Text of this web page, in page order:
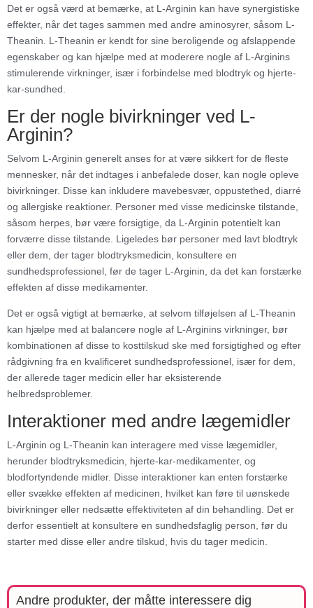
Det er også værd at bemærke, at L-Arginin kan have synergistiske
effekter, når det tages sammen med andre aminosyrer, såsom L-
Theanin. L-Theanin er kendt for sine beroligende og afslappende
egenskaber og kan hjælpe med at moderere nogle af L-Arginins
stimulerende virkninger, især i forbindelse med blodtryk og hjerte-
kar-sundhed.
Er der nogle bivirkninger ved L-
Arginin?
Selvom L-Arginin generelt anses for at være sikkert for de fleste
mennesker, når det indtages i anbefalede doser, kan nogle opleve
bivirkninger. Disse kan inkludere mavebesvær, oppustethed, diarré
og allergiske reaktioner. Personer med visse medicinske tilstande,
såsom herpes, bør være forsigtige, da L-Arginin potentielt kan
forværre disse tilstande. Ligeledes bør personer med lavt blodtryk
eller dem, der tager blodtryksmedicin, konsultere en
sundhedsprofessionel, før de tager L-Arginin, da det kan forstærke
effekten af disse medikamenter.
Det er også vigtigt at bemærke, at selvom tilføjelsen af L-Theanin
kan hjælpe med at balancere nogle af L-Arginins virkninger, bør
kombinationen af disse to kosttilskud ske med forsigtighed og efter
rådgivning fra en kvalificeret sundhedsprofessionel, især for dem,
der allerede tager medicin eller har eksisterende
helbredsproblemer.
Interaktioner med andre lægemidler
L-Arginin og L-Theanin kan interagere med visse lægemidler,
herunder blodtryksmedicin, hjerte-kar-medikamenter, og
blodfortyndende midler. Disse interaktioner kan enten forstærke
eller svække effekten af medicinen, hvilket kan føre til uønskede
bivirkninger eller nedsætte effektiviteten af din behandling. Det er
derfor essentielt at konsultere en sundhedsfaglig person, før du
starter med disse eller andre tilskud, hvis du tager medicin.
Andre produkter, der måtte interessere dig